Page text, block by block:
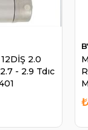
2.0
- 2.9 Tdıc